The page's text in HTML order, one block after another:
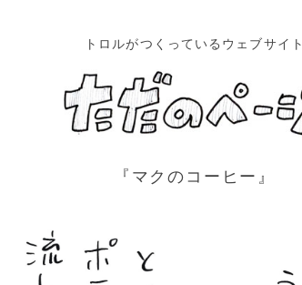
トロルがつくっているウェブサイト
『マクのコーヒー』